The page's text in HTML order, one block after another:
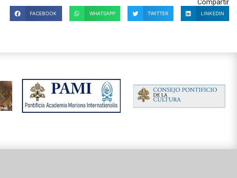
Compartir
FACEBOOK WHATSAPP TWITTER LINKEDIN